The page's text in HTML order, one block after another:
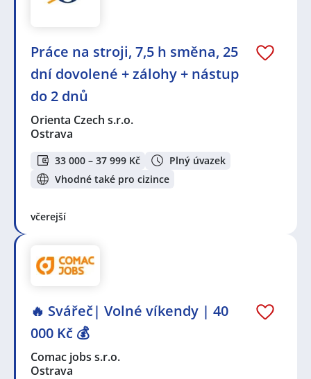
Práce na stroji, 7,5 h směna, 25
dní dovolené + zálohy + nástup
do 2 dnů
Orienta Czech s.r.o.
Ostrava
33 000 – 37 999 Kč
Plný úvazek
Vhodné také pro cizince
včerejší
🔥 Svářeč| Volné víkendy | 40
000 Kč 💰
Comac jobs s.r.o.
Ostrava